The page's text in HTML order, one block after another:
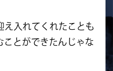
え入れてくれたことも
ことができたんじゃな